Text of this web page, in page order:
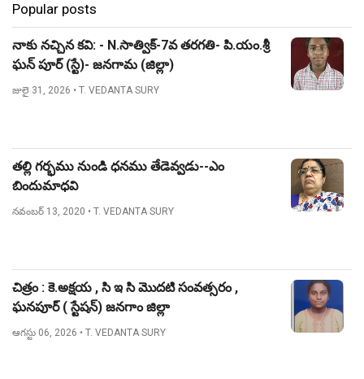
Popular posts
నాకు నచ్చిన కవి: - N.సాత్విక్-7వ తరగతి- పి.యం.శ్రీ
ఘన్ పూర్ (స్టే)- జనగామ (జిల్లా)
జులై 31, 2026 • T. VEDANTA SURY
తల్లి గర్భము నుండి ధనము తేడెవ్వడు--ఎం
బిందుమాధవి
నవంబర్ 13, 2020 • T. VEDANTA SURY
చిత్రం : కె.అక్షయ , సి ఇ సి మొదటి సంవత్సరం ,
ఘనపూర్ ( స్టేషన్) జనగాం జిల్లా
ఆగస్టు 06, 2026 • T. VEDANTA SURY